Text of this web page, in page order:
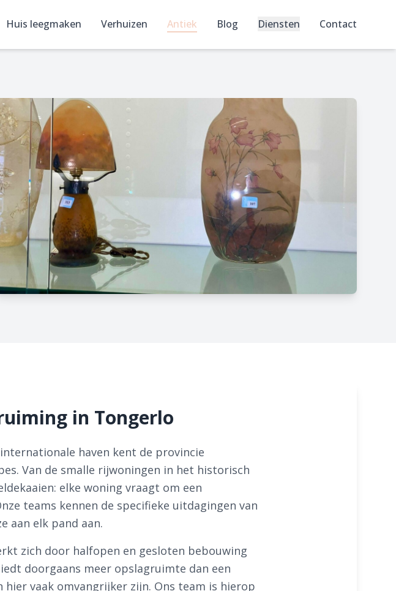
Huis leegmaken Verhuizen Antiek Blog Diensten Contact
in Tongerlo
haven kent de provincie
Van de smalle rijwoningen in het historisch
elke woning vraagt om een
teams kennen de specifieke uitdagingen van
aan elk pand aan.
zich door halfopen en gesloten bebouwing
doorgaans meer opslagruimte dan een
vaak omvangrijker zijn. Ons team is hierop